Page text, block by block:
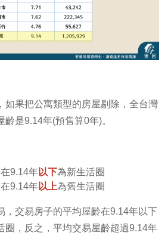
如果把公寓類型的房屋剔除，全台灣
是9.14年(預售算0年)。
9.14年以下為新生活圈
9.14年以上為舊生活圈
，交易房子的平均屋齡在9.14年以下
圈，反之，平均交易屋齡超過9.14年